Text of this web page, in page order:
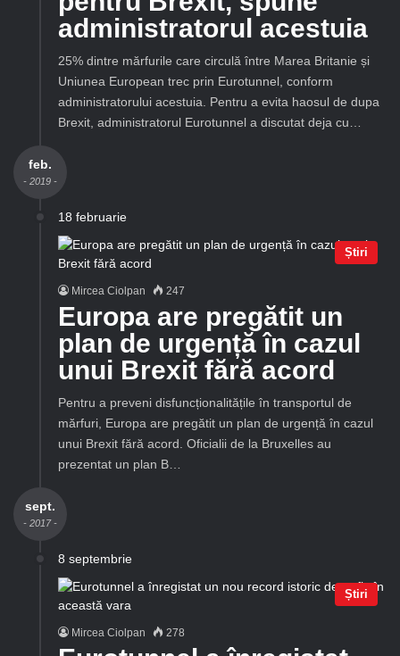
administratorul acestuia
25% dintre mărfurile care circulă între Marea Britanie și
Uniunea European trec prin Eurotunnel, conform
administratorului acestuia. Pentru a evita haosul de dupa
Brexit, administratorul Eurotunnel a discutat deja cu…
feb.
- 2019 -
18 februarie
Știri
Mircea Ciolpan 247
Europa are pregătit un
plan de urgență în cazul
unui Brexit fără acord
Pentru a preveni disfuncționalitățile în transportul de
mărfuri, Europa are pregătit un plan de urgență în cazul
unui Brexit fără acord. Oficialii de la Bruxelles au
prezentat un plan B…
sept.
- 2017 -
8 septembrie
Știri
Mircea Ciolpan 278